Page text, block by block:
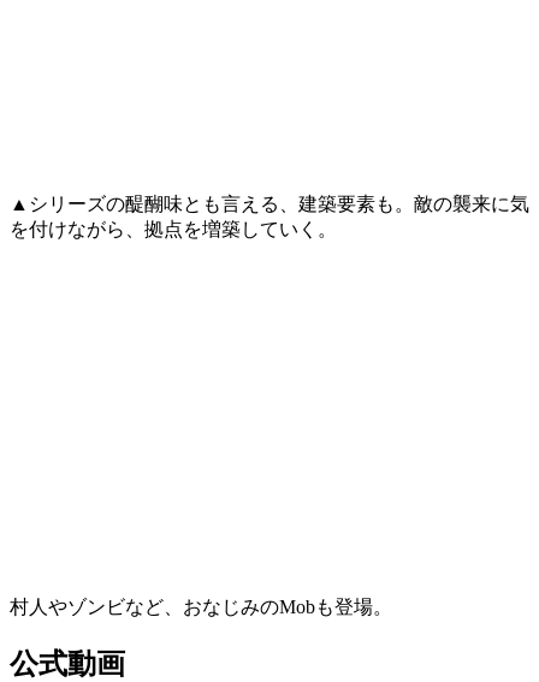
▲シリーズの醍醐味とも言える、建築要素も。敵の襲来に気
を付けながら、拠点を増築していく。
村人やゾンビなど、おなじみのMobも登場。
公式動画